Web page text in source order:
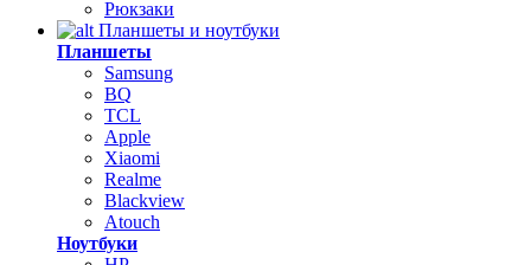
Рюкзаки
Планшеты и ноутбуки
Планшеты
Samsung
BQ
TCL
Apple
Xiaomi
Realme
Blackview
Atouch
Ноутбуки